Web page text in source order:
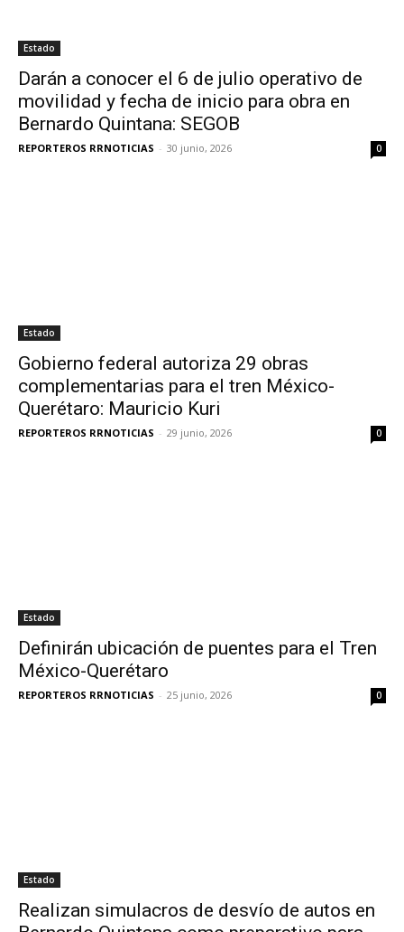
Estado
Darán a conocer el 6 de julio operativo de
movilidad y fecha de inicio para obra en
Bernardo Quintana: SEGOB
REPORTEROS RRNOTICIAS - 30 junio, 2026 0
Estado
Gobierno federal autoriza 29 obras
complementarias para el tren México-
Querétaro: Mauricio Kuri
REPORTEROS RRNOTICIAS - 29 junio, 2026 0
Estado
Definirán ubicación de puentes para el Tren
México-Querétaro
REPORTEROS RRNOTICIAS - 25 junio, 2026 0
Estado
Realizan simulacros de desvío de autos en